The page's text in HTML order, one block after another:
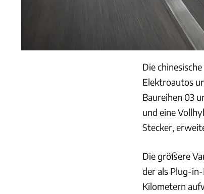
Die
Elektroautos
Baureihen 03
und eine
Stecker,
Die größere
der als Plug-
Kilometern